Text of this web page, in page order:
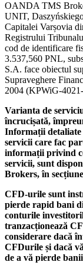
OANDA TMS
UNIT,
Capitalei Varșovia
Registrului
cod de identificare
3.537,560 PNL,
S.A. face obiectul
Supraveghere
2004 (KPWiG-
Varianta de
încrucișată,
Informații
servicii care fac
informații privind
servicii, sunt
Brokers, în
CFD-urile sunt
pierde rapid bani
conturile
tranzacționează
considerare dacă
CFDurile și dacă
de a vă pierde